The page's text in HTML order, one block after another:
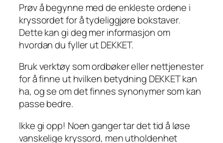
Prøv å begynne med de enkleste ordene i
kryssordet for å tydeliggjøre bokstaver.
Dette kan gi deg mer informasjon om
hvordan du fyller ut DEKKET.
Bruk verktøy som ordbøker eller nettjenester
for å finne ut hvilken betydning DEKKET kan
ha, og se om det finnes synonymer som kan
passe bedre.
Ikke gi opp! Noen ganger tar det tid å løse
vanskelige kryssord, men utholdenhet